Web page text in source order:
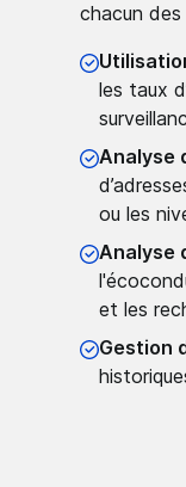
chacun
les taux
Analyse
ou les
Analyse
et les
Gestion